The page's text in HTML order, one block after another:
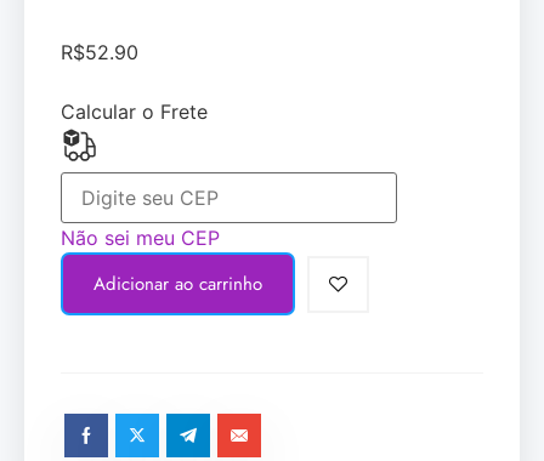
R$52.90
Calcular o Frete
Não sei meu CEP
Adicionar ao carrinho